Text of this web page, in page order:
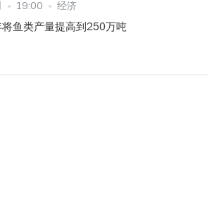
19:00 经济
鱼类产量提高到250万吨